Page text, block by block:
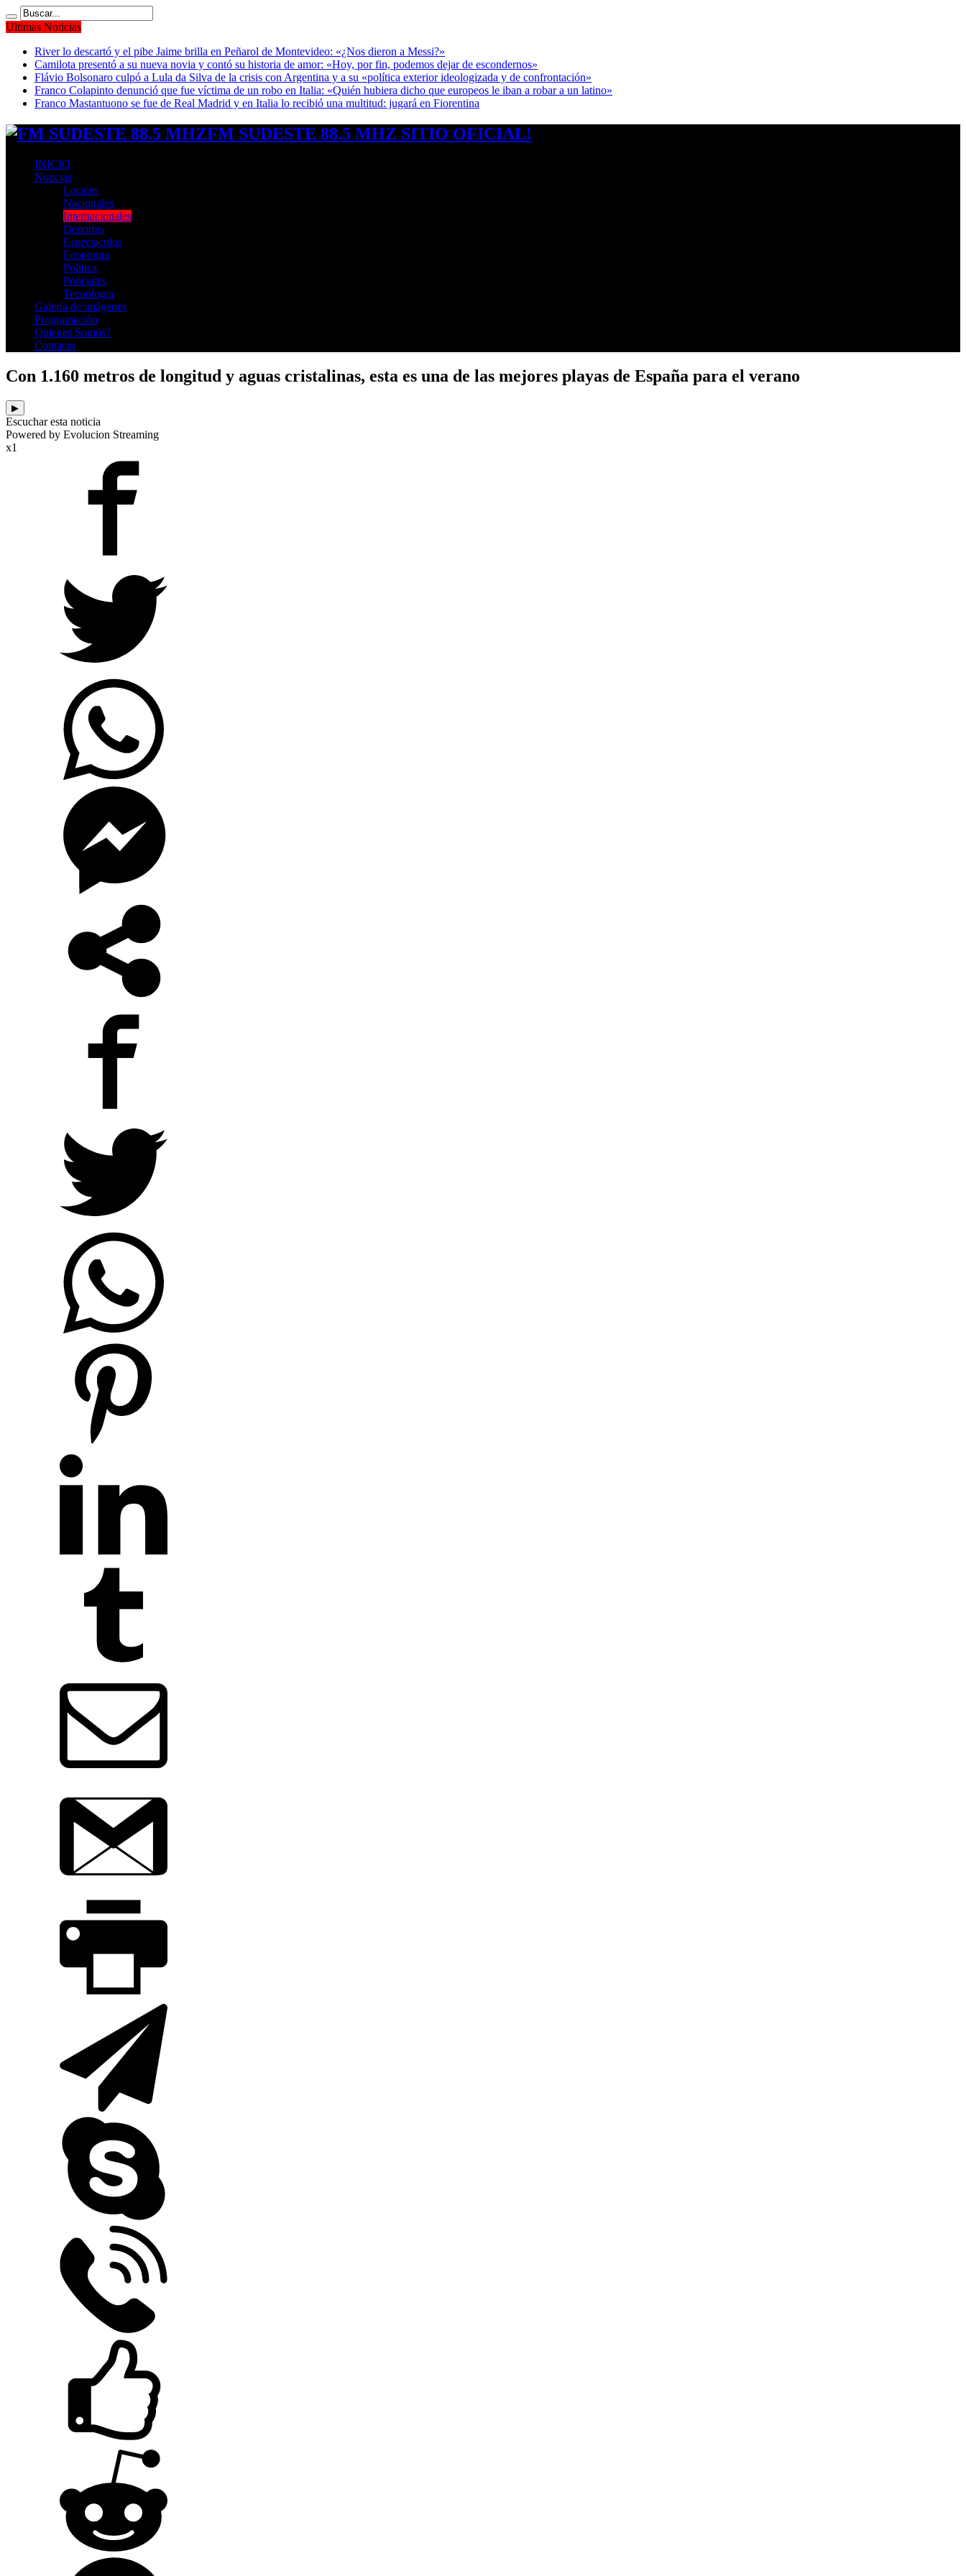
Ultimas Noticias
River lo descartó y el pibe Jaime brilla en Peñarol de Montevideo: «¿Nos dieron a Messi?»
Camilota presentó a su nueva novia y contó su historia de amor: «Hoy, por fin, podemos dejar de escondernos»
Flávio Bolsonaro culpó a Lula da Silva de la crisis con Argentina y a su «política exterior ideologizada y de confrontación»
Franco Colapinto denunció que fue víctima de un robo en Italia: «Quién hubiera dicho que europeos le iban a robar a un latino»
Franco Mastantuono se fue de Real Madrid y en Italia lo recibió una multitud: jugará en Fiorentina
FM SUDESTE 88.5 MHZ SITIO OFICIAL!
INICIO
Noticias
Locales
Nacionales
Internacionales
Deportes
Espectaculos
Economia
Politica
Policiales
Tecnologia
Galería de imágenes
Programación
Quienes Somos?
Contacto
Con 1.160 metros de longitud y aguas cristalinas, esta es una de las mejores playas de España para el verano
▶
Escuchar esta noticia
Powered by Evolucion Streaming
x1